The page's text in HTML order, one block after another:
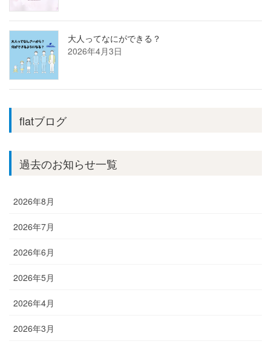
大人ってなにができる？
2026年4月3日
flatブログ
過去のお知らせ一覧
2026年8月
2026年7月
2026年6月
2026年5月
2026年4月
2026年3月